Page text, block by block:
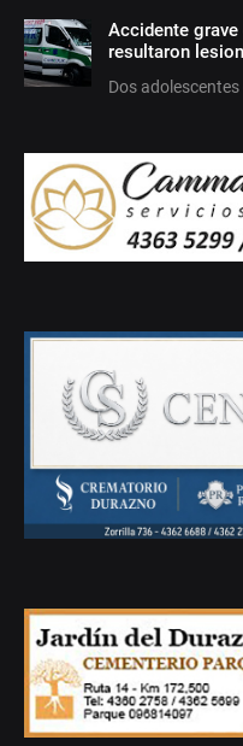
Accidente
resultaron
Dos